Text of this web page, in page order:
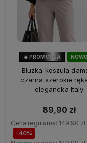
🔥 PROMOCJA
Bluzka koszula
czarna szerokie
elegancka Italy
89,90 zł
Cena regularna: 149,90 zł
-40%